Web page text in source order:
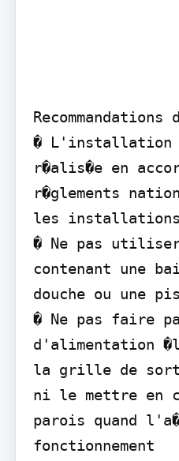
� L'installation
r�alis�e en
r�glements
les
� Ne pas
contenant une
douche ou une
� Ne pas faire
d'alimentation
la grille de
ni le mettre en
parois quand
fonctionnement